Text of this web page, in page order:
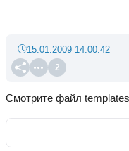
2
15.01.2009 14:00:42
Смотрите файл